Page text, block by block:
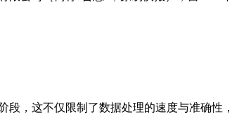
，这不仅限制了数据处理的速度与准确